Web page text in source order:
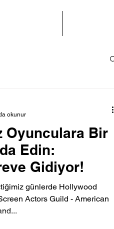
Oyunculara Bir
Edin:
Gidiyor!
günlerde Hollywood
Actors Guild - American
okunur